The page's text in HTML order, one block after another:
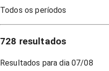
Todos os períodos
728 resultados
Resultados para dia 07/08